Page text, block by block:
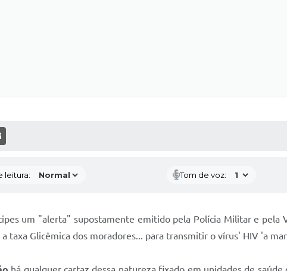
MÍDIAS
leitura: Tom de voz:
um "alerta" supostamente emitido pela Polícia Militar e pela
taxa Glicêmica dos moradores... para transmitir o vírus' HIV 'a